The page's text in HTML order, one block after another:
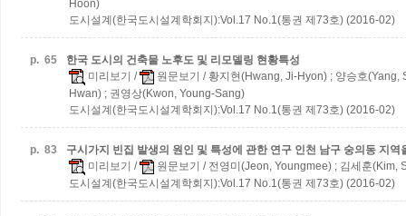
Hoon)
도시설계(한국도시설계학회지):Vol.17 No.1(통권 제73호) (2016-02)
p. 65
한국 도시의 건축물 노후도 및 리모델링 현황특성
미리보기 / 원문보기 / 황지현(Hwang, Ji-Hyon) ; 양승호(Yang,
Hwan) ; 권영상(Kwon, Young-Sang)
도시설계(한국도시설계학회지):Vol.17 No.1(통권 제73호) (2016-02)
p. 83 구시가지 빈집 발생의 원인 및 특성에 관한 연구 인천 남구 숭의동 지역
미리보기 / 원문보기 / 전영미(Jeon, Youngmee) ; 김세훈(Kim,
도시설계(한국도시설계학회지):Vol.17 No.1(통권 제73호) (2016-02)